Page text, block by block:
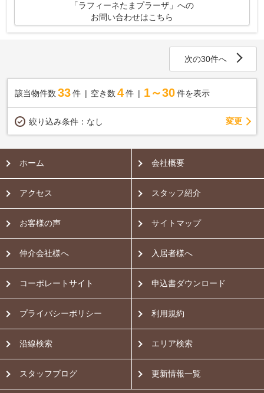
「ラフィーネたまプラーザ」への
お問い合わせはこちら
次の30件へ
該当物件数 33件 空き数 4 件 1～30 件を表示
絞り込み条件： なし 変更
ホーム 会社概要
アクセス スタッフ紹介
お客様の声 サイトマップ
仲介会社様へ 入居者様へ
コーポレートサイト 申込書ダウンロード
プライバシーポリシー 利用規約
沿線検索 エリア検索
スタッフブログ 更新情報一覧